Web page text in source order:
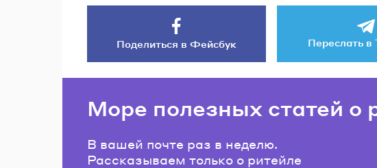
Поделиться в Фейсбук Переслать в
Море полезных статей о
В вашей почте раз в неделю.
Рассказываем только о ритейле